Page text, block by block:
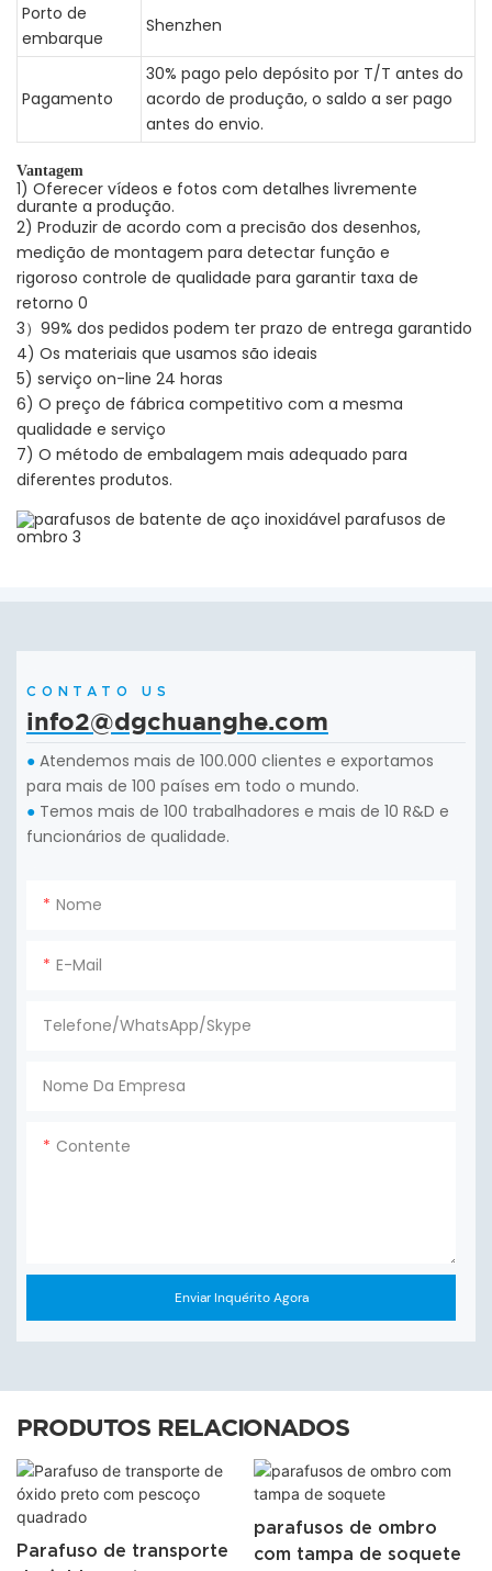
Porto de
embarque
Shenzhen
Pagamento
30% pago pelo depósito por T/T antes do
acordo de produção, o saldo a ser pago
antes do envio.
Vantagem
1) Oferecer vídeos e fotos com detalhes livremente
durante a produção.
2) Produzir de acordo com a precisão dos desenhos,
medição de montagem para detectar função e
rigoroso controle de qualidade para garantir taxa de
retorno 0
3）99% dos pedidos podem ter prazo de entrega garantido
4) Os materiais que usamos são ideais
5) serviço on-line 24 horas
6) O preço de fábrica competitivo com a mesma
qualidade e serviço
7) O método de embalagem mais adequado para
diferentes produtos.
CONTATO US
info2@dgchuanghe.com
● Atendemos mais de 100.000 clientes e exportamos
para mais de 100 países em todo o mundo.
● Temos mais de 100 trabalhadores e mais de 10 R&D e
funcionários de qualidade.
Nome
E-Mail
Telefone/WhatsApp/Skype
Nome Da Empresa
Contente
Enviar Inquérito Agora
PRODUTOS RELACIONADOS
Parafuso de transporte
parafusos de ombro
com tampa de soquete